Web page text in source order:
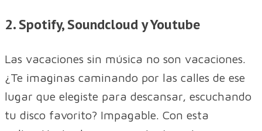
2. Spotify, Soundcloud y Youtube
Las vacaciones sin música no son vacaciones.
¿Te imaginas caminando por las calles de ese
lugar que elegiste para descansar, escuchando
tu disco favorito? Impagable. Con esta